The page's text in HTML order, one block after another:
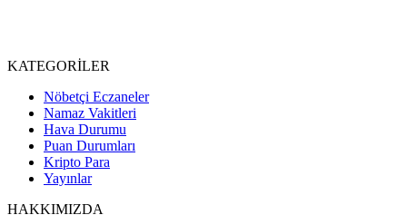
KATEGORİLER
Nöbetçi Eczaneler
Namaz Vakitleri
Hava Durumu
Puan Durumları
Kripto Para
Yayınlar
HAKKIMIZDA